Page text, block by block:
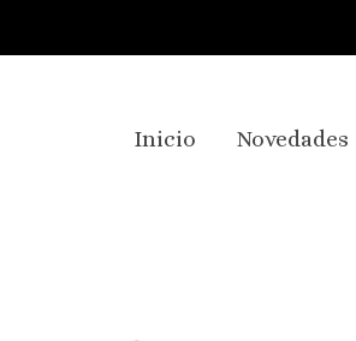
Inicio Novedades